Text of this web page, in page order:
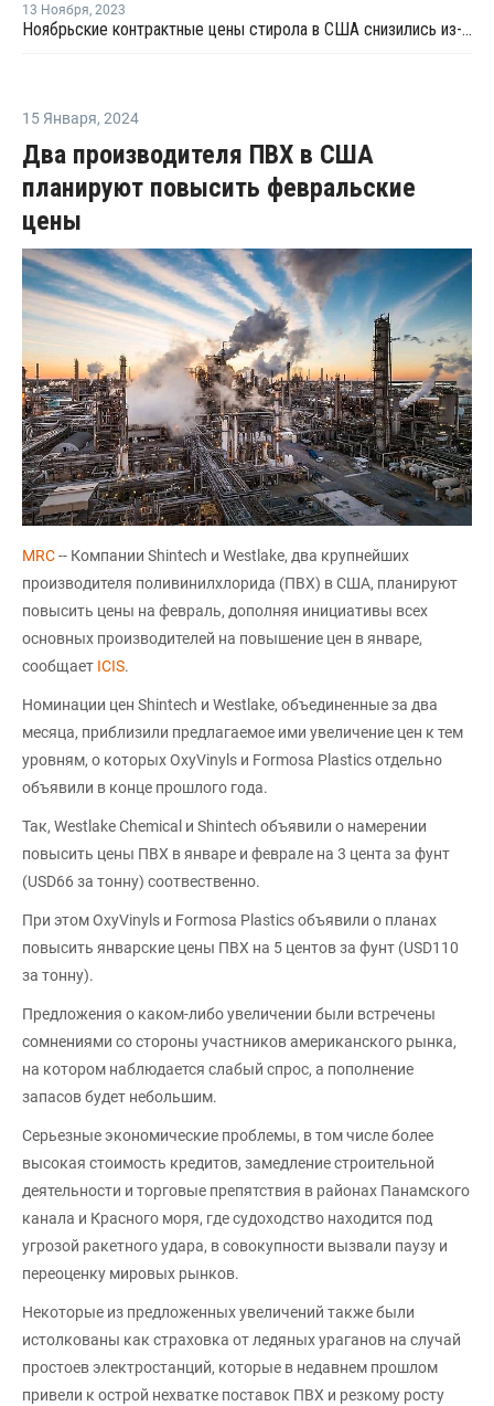
13 Ноября, 2023
Ноябрьские контрактные цены стирола в США снизились из-за слабого спроса
15 Января, 2024
Два производителя ПВХ в США
планируют повысить февральские
цены
MRC-- Компании Shintech и Westlake, два крупнейших
производителя поливинилхлорида (ПВХ) в США, планируют
повысить цены на февраль, дополняя инициативы всех
основных производителей на повышение цен в январе,
сообщает ICIS.
Номинации цен Shintech и Westlake, объединенные за два
месяца, приблизили предлагаемое ими увеличение цен к тем
уровням, о которых OxyVinyls и Formosa Plastics отдельно
объявили в конце прошлого года.
Так, Westlake Chemical и Shintech объявили о намерении
повысить цены ПВХ в январе и феврале на 3 цента за фунт
(USD66 за тонну) соотвественно.
При этом OxyVinyls и Formosa Plastics объявили о планах
повысить январские цены ПВХ на 5 центов за фунт (USD110
за тонну).
Предложения о каком-либо увеличении были встречены
сомнениями со стороны участников американского рынка,
на котором наблюдается слабый спрос, а пополнение
запасов будет небольшим.
Серьезные экономические проблемы, в том числе более
высокая стоимость кредитов, замедление строительной
деятельности и торговые препятствия в районах Панамского
канала и Красного моря, где судоходство находится под
угрозой ракетного удара, в совокупности вызвали паузу и
переоценку мировых рынков.
Некоторые из предложенных увеличений также были
истолкованы как страховка от ледяных ураганов на случай
простоев электростанций, которые в недавнем прошлом
привели к острой нехватке поставок ПВХ и резкому росту